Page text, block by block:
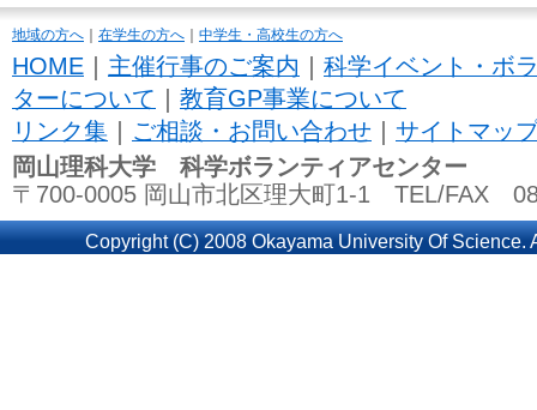
地域の方へ 在学生の方へ 中学生・高校生の方へ
HOME 主催行事のご案内
科学イベント・ボ
ターについて
教育GP事業について
リンク集
ご相談・お問い合わせ
サイトマッ
岡山理科大学 科学ボランティアセンター
〒700-0005 岡山市北区理大町1-1 TEL/FAX
Copyright (C) 2008 Okayama University Of Science.